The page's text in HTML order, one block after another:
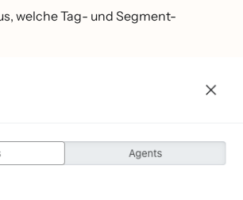
welche Tag- und Segment-